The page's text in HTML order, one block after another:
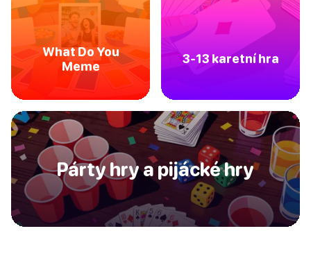
What Do You
Meme
3-13 karetní hra
Párty hry a pijácké hry